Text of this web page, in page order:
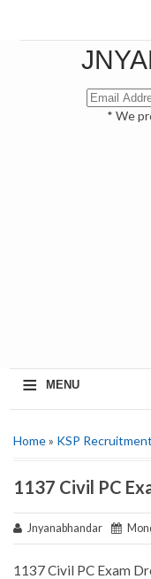
* We
≡ MENU
Home» KSP
1137 Civil PC
Jnyanabhandar
1137 Civil PC Exam